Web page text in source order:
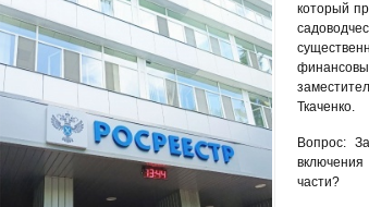
который
Ткаченко.
Вопрос:
части?